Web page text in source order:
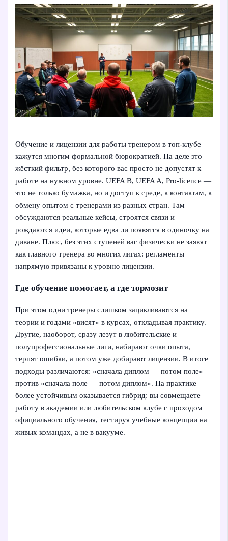
Обучение и лицензии для работы тренером в топ-клубе
кажутся многим формальной бюрократией. На деле это
жёсткий фильтр, без которого вас просто не допустят к
работе на нужном уровне. UEFA B, UEFA A, Pro-licence —
это не только бумажка, но и доступ к среде, к контактам, к
обмену опытом с тренерами из разных стран. Там
обсуждаются реальные кейсы, строятся связи и
рождаются идеи, которые едва ли появятся в одиночку на
диване. Плюс, без этих ступеней вас физически не заявят
как главного тренера во многих лигах: регламенты
напрямую привязаны к уровню лицензии.
Где обучение помогает, а где тормозит
При этом одни тренеры слишком зацикливаются на
теории и годами «висят» в курсах, откладывая практику.
Другие, наоборот, сразу лезут в любительские и
полупрофессиональные лиги, набирают очки опыта,
терпят ошибки, а потом уже добирают лицензии. В итоге
подходы различаются: «сначала диплом — потом поле»
против «сначала поле — потом диплом». На практике
более устойчивым оказывается гибрид: вы совмещаете
работу в академии или любительском клубе с проходом
официального обучения, тестируя учебные концепции на
живых командах, а не в вакууме.